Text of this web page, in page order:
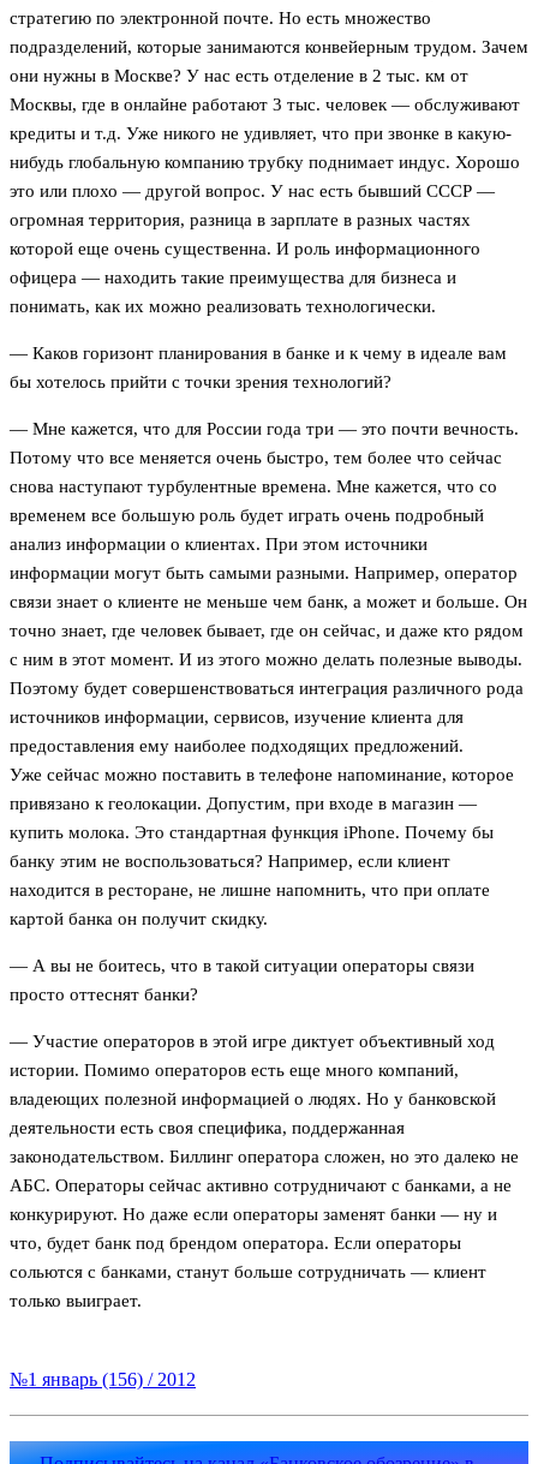
стратегию по электронной почте. Но есть множество
подразделений, которые занимаются конвейерным трудом. Зачем
они нужны в Москве? У нас есть отделение в 2 тыс. км от
Москвы, где в онлайне работают 3 тыс. человек — обслуживают
кредиты и т.д. Уже никого не удивляет, что при звонке в какую-
нибудь глобальную компанию трубку поднимает индус. Хорошо
это или плохо — другой вопрос. У нас есть бывший СССР —
огромная территория, разница в зарплате в разных частях
которой еще очень существенна. И роль информационного
офицера — находить такие преимущества для бизнеса и
понимать, как их можно реализовать технологически.
— Каков горизонт планирования в банке и к чему в идеале вам
бы хотелось прийти с точки зрения технологий?
— Мне кажется, что для России года три — это почти вечность.
Потому что все меняется очень быстро, тем более что сейчас
снова наступают турбулентные времена. Мне кажется, что со
временем все большую роль будет играть очень подробный
анализ информации о клиентах. При этом источники
информации могут быть самыми разными. Например, оператор
связи знает о клиенте не меньше чем банк, а может и больше. Он
точно знает, где человек бывает, где он сейчас, и даже кто рядом
с ним в этот момент. И из этого можно делать полезные выводы.
Поэтому будет совершенствоваться интеграция различного рода
источников информации, сервисов, изучение клиента для
предоставления ему наиболее подходящих предложений.
Уже сейчас можно поставить в телефоне напоминание, которое
привязано к геолокации. Допустим, при входе в магазин —
купить молока. Это стандартная функция iPhone. Почему бы
банку этим не воспользоваться? Например, если клиент
находится в ресторане, не лишне напомнить, что при оплате
картой банка он получит скидку.
— А вы не боитесь, что в такой ситуации операторы связи
просто оттеснят банки?
— Участие операторов в этой игре диктует объективный ход
истории. Помимо операторов есть еще много компаний,
владеющих полезной информацией о людях. Но у банковской
деятельности есть своя специфика, поддержанная
законодательством. Биллинг оператора сложен, но это далеко не
АБС. Операторы сейчас активно сотрудничают с банками, а не
конкурируют. Но даже если операторы заменят банки — ну и
что, будет банк под брендом оператора. Если операторы
сольются с банками, станут больше сотрудничать — клиент
только выиграет.
№1 январь (156) / 2012